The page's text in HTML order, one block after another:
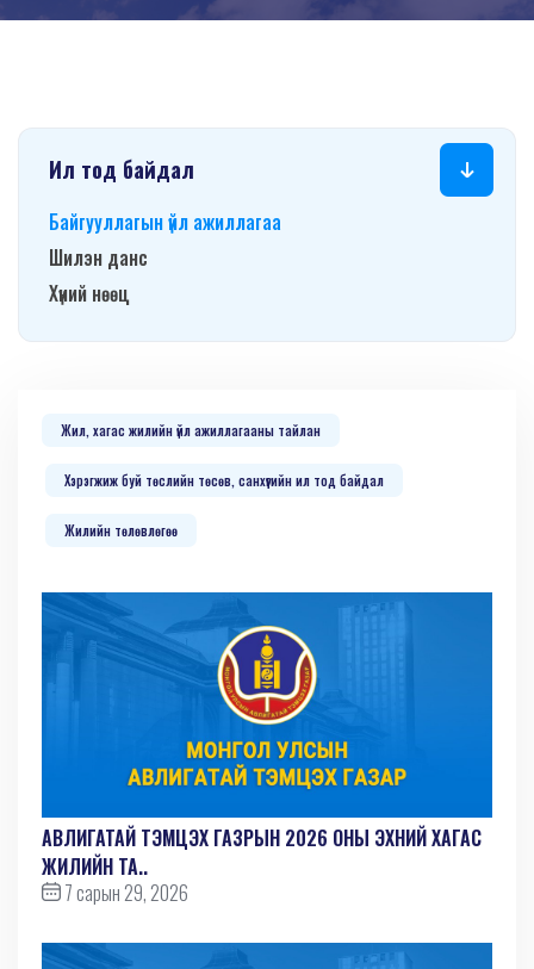
Ил тод байдал
Байгууллагын үйл ажиллагаа
Шилэн данс
Хүний нөөц
Жил, хагас жилийн үйл ажиллагааны тайлан
Хэрэгжиж буй төслийн төсөв, санхүүгийн ил тод байдал
Жилийн төлөвлөгөө
АВЛИГАТАЙ ТЭМЦЭХ ГАЗРЫН 2026 ОНЫ ЭХНИЙ ХАГАС
ЖИЛИЙН ТА..
7 сарын 29, 2026